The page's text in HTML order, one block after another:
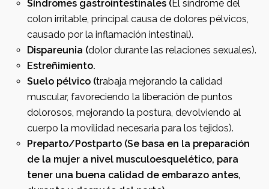
Síndromes gastrointestinales (El síndrome del
colon irritable, principal causa de dolores pélvicos,
causado por la inflamación intestinal).
Dispareunia (dolor durante las relaciones sexuales).
Estreñimiento.
Suelo pélvico (trabaja mejorando la calidad
muscular, favoreciendo la liberación de puntos
dolorosos, mejorando la postura, devolviendo al
cuerpo la movilidad necesaria para los tejidos).
Preparto/Postparto (Se basa en la preparación
de la mujer a nivel musculoesquelético, para
tener una buena calidad de embarazo antes,